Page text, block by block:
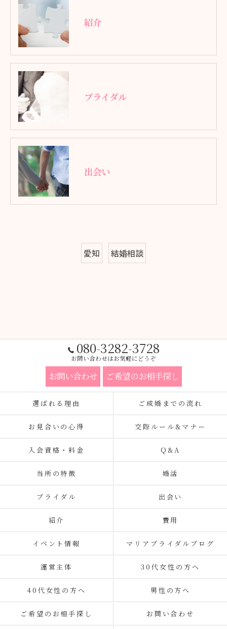
紹介
ブライダル
出会い
愛知 結婚相談
080-3282-3728
お問い合わせはお気軽にどうぞ
お問い合わせ ご希望のお相手探し
選ばれる理由 ご成婚までの流れ
お見合いの心得 交際ルール&マナー
入会資格・料金 Q&A
当所の特徴 婚活
ブライダル 出会い
紹介 費用
イベント情報 マリアブライダルブログ
運営主体 30代女性の方へ
40代女性の方へ 男性の方へ
ご希望のお相手探し お問い合わせ